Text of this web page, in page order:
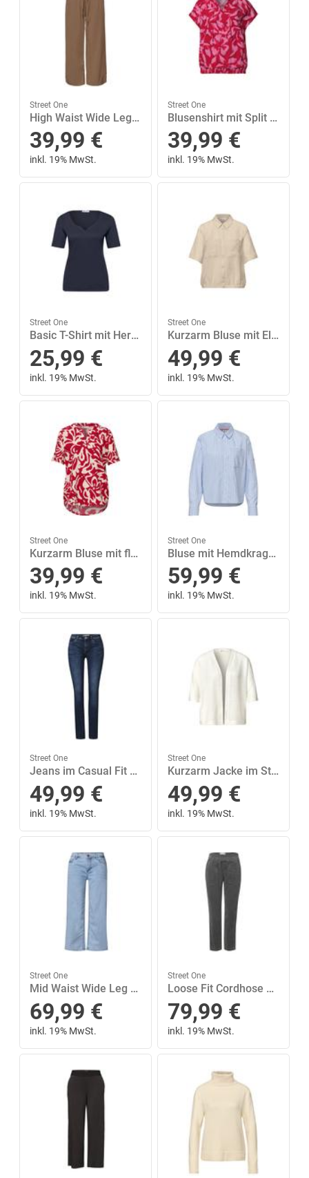
Street One
High Waist Wide Leg Hose im Loose Fit 42/7/8 Hosen - Cold Brew Brown
39,99 €
inkl. 19% MwSt.
Street One
Blusenshirt mit Split Neck und Smokdetail 42 - Salsa Red
39,99 €
inkl. 19% MwSt.
Street One
Basic T-Shirt mit Herzausschnitt 38 - Shadowed Navy
25,99 €
inkl. 19% MwSt.
Street One
Kurzarm Bluse mit Elastiksaum 40 - Smoke Beige
49,99 €
inkl. 19% MwSt.
Street One
Kurzarm Bluse mit floralem Muster 36 - Salsa Red
39,99 €
inkl. 19% MwSt.
Street One
Bluse mit Hemdkragen und Backprint 38 - Original Blue
59,99 €
inkl. 19% MwSt.
Street One
Jeans im Casual Fit 25/30 - Dark Blue Wash
49,99 €
inkl. 19% MwSt.
Street One
Kurzarm Jacke im Strick-Look mit Glitzer 40 - Off White
49,99 €
inkl. 19% MwSt.
Street One
Mid Waist Wide Leg Jeans im Loose Fit 27/7/8 Hosen - Ultra Bleached Wash
69,99 €
inkl. 19% MwSt.
Street One
Loose Fit Cordhose 42/28 - Concrete Grey
79,99 €
inkl. 19% MwSt.